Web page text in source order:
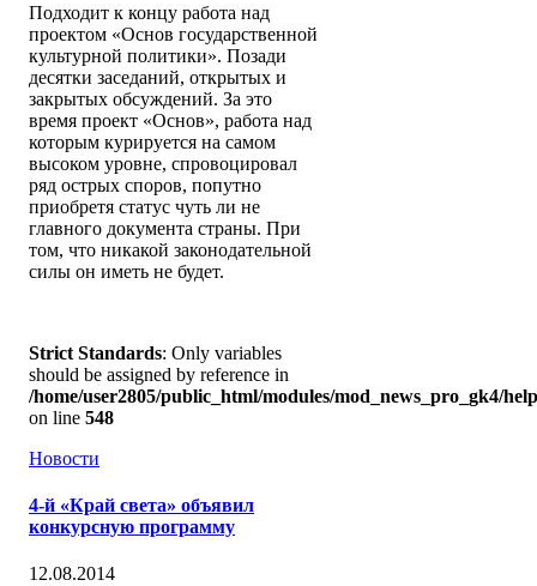
Подходит к концу работа над
проектом «Основ государственной
культурной политики». Позади
десятки заседаний, открытых и
закрытых обсуждений. За это
время проект «Основ», работа над
которым курируется на самом
высоком уровне, спровоцировал
ряд острых споров, попутно
приобретя статус чуть ли не
главного документа страны. При
том, что никакой законодательной
силы он иметь не будет.
Strict Standards: Only variables
should be assigned by reference in
/home/user2805/public_html/modules/mod_news_pro_gk4/
on line 548
Новости
4-й «Край света» объявил
конкурсную программу
12.08.2014